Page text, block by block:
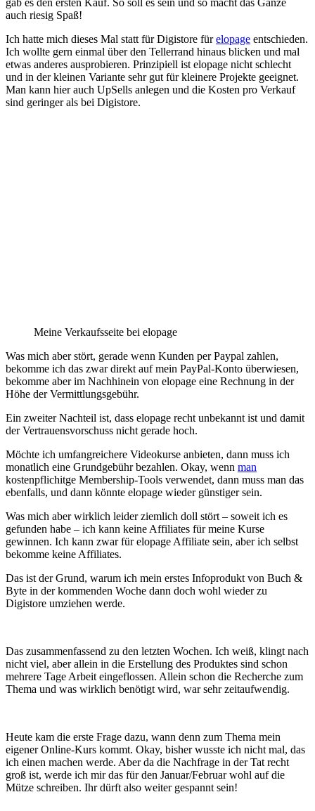
gab es den ersten Kauf. So soll es sein und so macht das Ganze
auch riesig Spaß!
Ich hatte mich dieses Mal statt für Digistore fürelopage entschieden.
Ich wollte gern einmal über den Tellerrand hinaus blicken und mal
etwas anderes ausprobieren. Prinzipiell ist elopage nicht schlecht
und in der kleinen Variante sehr gut für kleinere Projekte geeignet.
Man kann hier auch UpSells anlegen und die Kosten pro Verkauf
sind geringer als bei Digistore.
Meine Verkaufsseite bei elopage
Was mich aber stört, gerade wenn Kunden per Paypal zahlen,
bekomme ich das zwar direkt auf mein PayPal-Konto überwiesen,
bekomme aber im Nachhinein von elopage eine Rechnung in der
Höhe der Vermittlungsgebühr.
Ein zweiter Nachteil ist, dass elopage recht unbekannt ist und damit
der Vertrauensvorschuss nicht gerade hoch.
Möchte ich umfangreichere Videokurse anbieten, dann muss ich
monatlich eine Grundgebühr bezahlen. Okay, wenn man
kostenpflichitge Membership-Tools verwendet, dann muss man das
ebenfalls, und dann könnte elopage wieder günstiger sein.
Was mich aber wirklich leider ziemlich doll stört – soweit ich es
gefunden habe – ich kann keine Affiliates für meine Kurse
gewinnen. Ich kann zwar für elopage Affiliate sein, aber ich selbst
bekomme keine Affiliates.
Das ist der Grund, warum ich mein erstes Infoprodukt von Buch &
Byte in der kommenden Woche dann doch wohl wieder zu
Digistore umziehen werde.
Das zusammenfassend zu den letzten Wochen. Ich weiß, klingt nach
nicht viel, aber allein in die Erstellung des Produktes sind schon
mehrere Tage Arbeit eingeflossen. Allein schon die Recherche zum
Thema und was wirklich benötigt wird, war sehr zeitaufwendig.
Heute kam die erste Frage dazu, wann denn zum Thema mein
eigener Online-Kurs kommt. Okay, bisher wusste ich nicht mal, das
ich einen machen werde. Aber da die Nachfrage in der Tat recht
groß ist, werde ich mir das für den Januar/Februar wohl auf die
Mütze schreiben. Ihr dürft also weiter gespannt sein!